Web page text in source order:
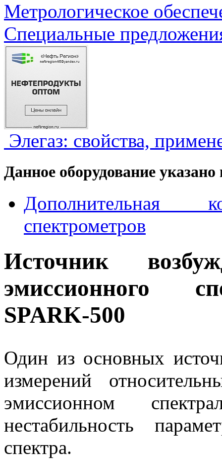
Метрологическое
Специальные
Элегаз: свойства,
Данное оборудование
Дополнительная
спектрометров
Источник
эмиссионного
SPARK-500
Один из основных
измерений
эмиссионном
нестабильность
спектра.